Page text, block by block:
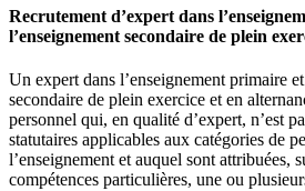
Recrutement d’expert dans
l’enseignement secondaire de plein
Un expert dans l’enseignement primaire
secondaire de plein exercice et en
personnel qui, en qualité d’expert, n’est
statutaires applicables aux catégories de
l’enseignement et auquel sont attribuées,
compétences particulières, une ou